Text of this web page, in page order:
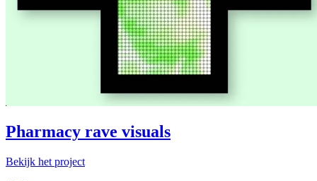
Pharmacy rave visuals
Bekijk het project